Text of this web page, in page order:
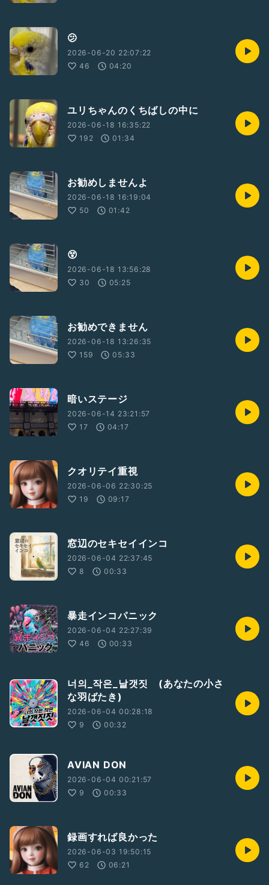
🫤
2026-06-20 22:07:22
46
04:20
ユリちゃんのくちばしの中に
2026-06-18 16:35:22
192
01:34
お勧めしませんよ
2026-06-18 16:19:04
50
01:42
😵
2026-06-18 13:56:28
30
05:25
お勧めできません
2026-06-18 13:26:35
159
05:33
暗いステージ
2026-06-14 23:21:57
17
04:17
クオリテイ重視
2026-06-06 22:30:25
19
09:17
窓辺のセキセイインコ
2026-06-04 22:37:45
8
00:33
暴走インコパニック
2026-06-04 22:27:39
46
00:33
너의_작은_날갯짓 (あなたの小さ
な羽ばたき)
2026-06-04 00:28:18
9
00:32
AVIAN DON
2026-06-04 00:21:57
9
00:33
録画すれば良かった
2026-06-03 19:50:15
62
06:21